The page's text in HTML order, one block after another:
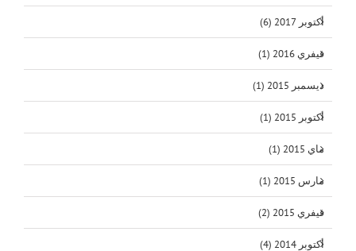
أكتوبر 2017 (6)
فيفري 2016 (1)
ديسمبر 2015 (1)
أكتوبر 2015 (1)
ماي 2015 (1)
مارس 2015 (1)
فيفري 2015 (2)
أكتوبر 2014 (4)